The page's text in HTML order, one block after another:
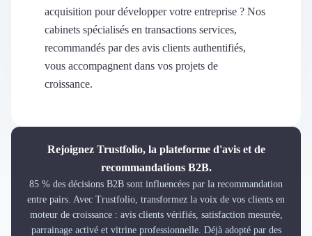
Voir tous nos avis clients
Tarifs
Demander une démo
Formation
Teambuilding
acquisition pour développer votre entreprise ? Nos
cabinets spécialisés en transactions services,
recommandés par des avis clients authentifiés,
vous accompagnent dans vos projets de
croissance.
Rejoignez Trustfolio, la plateforme d'avis et de
recommandations B2B.
85 % des décisions B2B sont influencées par la recommandation
entre pairs. Avec Trustfolio, transformez la voix de vos clients en
moteur de croissance : avis clients vérifiés, satisfaction mesurée,
parrainage activé et vitrine professionnelle. Déjà adopté par des